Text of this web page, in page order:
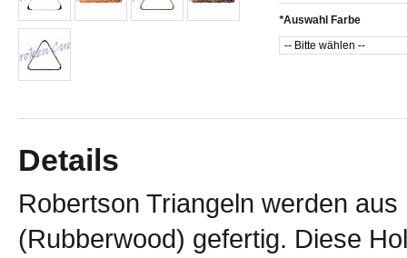
*Auswahl Farbe
Details
Robertson Triangeln werden
(Rubberwood) gefertig. Diese